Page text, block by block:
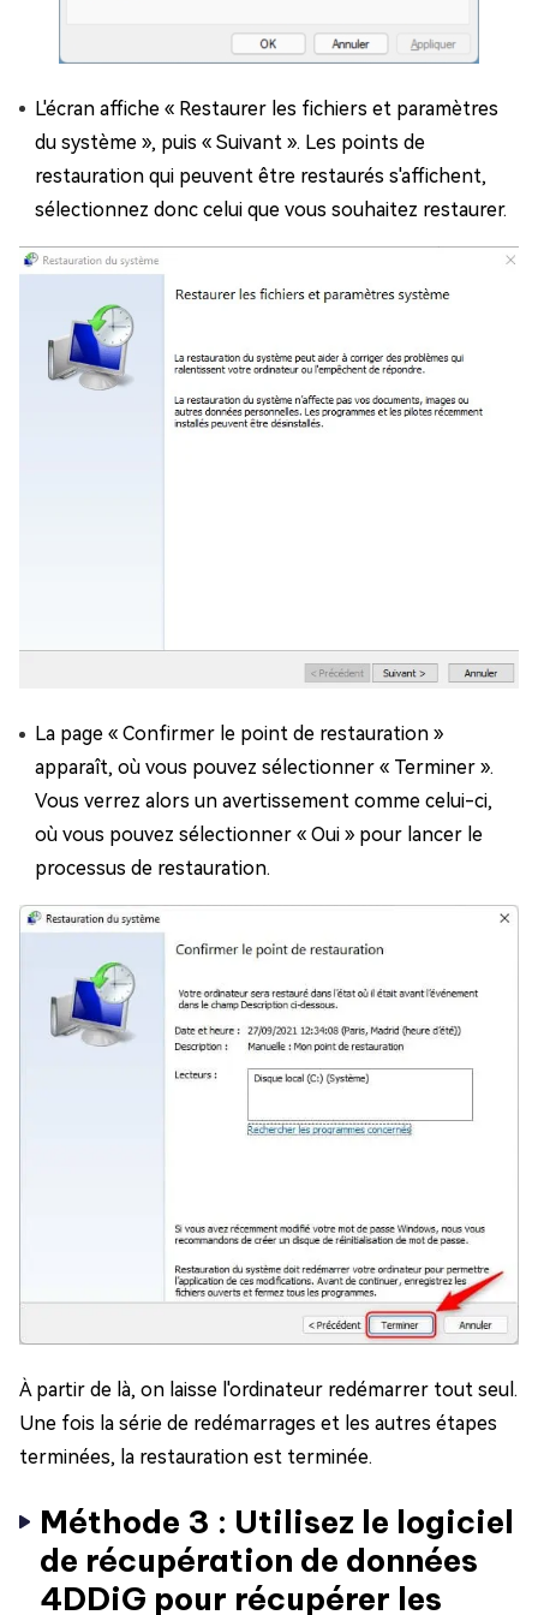
L'écran affiche « Restaurer les fichiers et paramètres
du système », puis « Suivant ». Les points de
restauration qui peuvent être restaurés s'affichent,
sélectionnez donc celui que vous souhaitez restaurer.
La page « Confirmer le point de restauration »
apparaît, où vous pouvez sélectionner « Terminer ».
Vous verrez alors un avertissement comme celui-ci,
où vous pouvez sélectionner « Oui » pour lancer le
processus de restauration.
À partir de là, on laisse l'ordinateur redémarrer tout seul.
Une fois la série de redémarrages et les autres étapes
terminées, la restauration est terminée.
Méthode 3 : Utilisez le logiciel
de récupération de données
4DDiG pour récupérer les